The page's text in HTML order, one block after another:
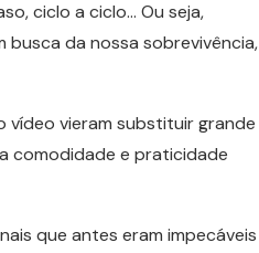
ciclo a ciclo… Ou seja,
busca da nossa sobrevivência,
vídeo vieram substituir grande
comodidade e praticidade
que antes eram impecáveis